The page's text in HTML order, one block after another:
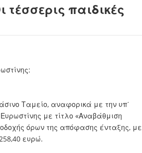
παιδικές
Ταμείο, αναφορικά με την υπ΄
με τίτλο «Αναβάθμιση
όρων της απόφασης ένταξης, με
ευρώ.